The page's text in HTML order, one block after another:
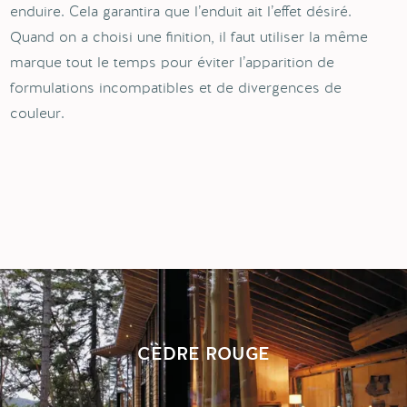
enduire. Cela garantira que l’enduit ait l’effet désiré.
Quand on a choisi une finition, il faut utiliser la même
marque tout le temps pour éviter l’apparition de
formulations incompatibles et de divergences de
couleur.
CÈDRE ROUGE